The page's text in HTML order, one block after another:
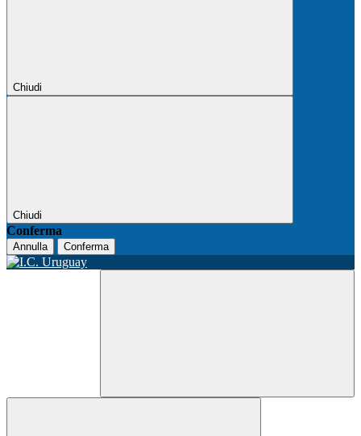
Chiudi
Chiudi
Conferma
Annulla Conferma